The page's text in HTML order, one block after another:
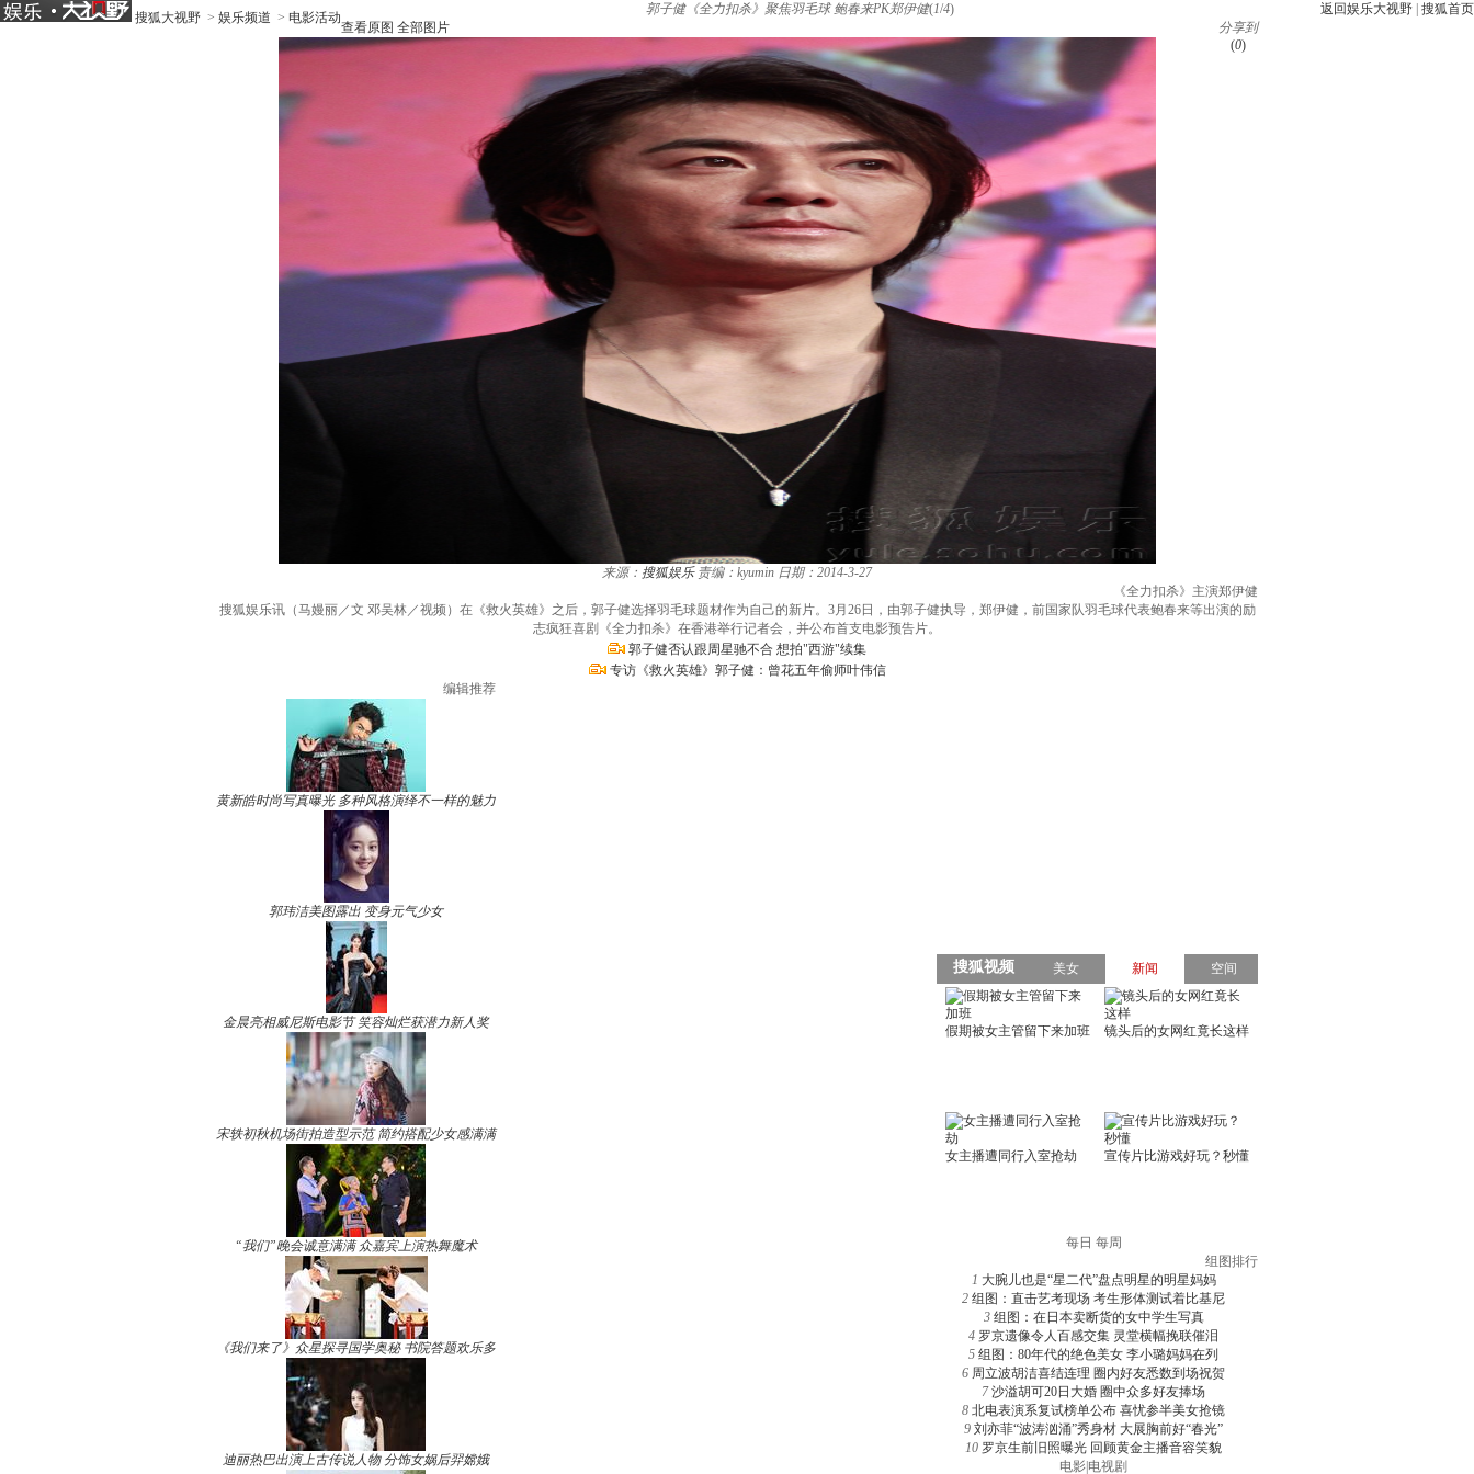
搜狐大视野 > 娱乐频道 > 电影活动
返回娱乐大视野 搜狐首页
郭子健《全力扣杀》聚焦羽毛球 鲍春来PK郑伊健(1/4)
查看原图 全部图片
分享到
(0)
来源： 搜狐娱乐 责编：kyumin 日期：2014-3-27
《全力扣杀》主演郑伊健
搜狐娱乐讯（马嫚丽／文 邓吴林／视频）在《救火英雄》之后，郭子健选择羽毛球题材作为自己的新片。3月26日，由郭子健执导，郑伊健，前国家队羽毛球代表鲍春来等出演的励
志疯狂喜剧《全力扣杀》在香港举行记者会，并公布首支电影预告片。
郭子健否认跟周星驰不合 想拍"西游"续集
专访《救火英雄》郭子健：曾花五年偷师叶伟信
编辑推荐
黄新皓时尚写真曝光 多种风格演绎不一样的魅力
郭玮洁美图露出 变身元气少女
金晨亮相威尼斯电影节 笑容灿烂获潜力新人奖
宋轶初秋机场街拍造型示范 简约搭配少女感满满
“我们”晚会诚意满满 众嘉宾上演热舞魔术
《我们来了》众星探寻国学奥秘 书院答题欢乐多
迪丽热巴出演上古传说人物 分饰女娲后羿嫦娥
每日 每周
组图排行
1 大腕儿也是“星二代”盘点明星的明星妈妈
2 组图：直击艺考现场 考生形体测试着比基尼
3 组图：在日本卖断货的女中学生写真
4 罗京遗像令人百感交集 灵堂横幅挽联催泪
5 组图：80年代的绝色美女 李小璐妈妈在列
6 周立波胡洁喜结连理 圈内好友悉数到场祝贺
7 沙溢胡可20日大婚 圈中众多好友捧场
8 北电表演系复试榜单公布 喜忧参半美女抢镜
9 刘亦菲“波涛汹涌”秀身材 大展胸前好“春光”
10 罗京生前旧照曝光 回顾黄金主播音容笑貌
电影 电视剧